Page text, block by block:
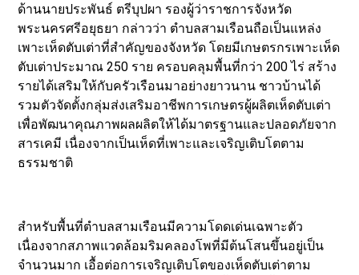
ด้านนายประพันธ์ ตรีบุปผา รองผู้ว่าราชการจังหวัด
พระนครศรีอยุธยา กล่าวว่า ตำบลสามเรือนถือเป็นแหล่ง
เพาะเห็ดตับเต่าที่สำคัญของจังหวัด โดยมีเกษตรกรเพาะเห็ด
ตับเต่าประมาณ 250 ราย ครอบคลุมพื้นที่กว่า 200 ไร่ สร้าง
รายได้เสริมให้กับครัวเรือนมาอย่างยาวนาน ชาวบ้านได้
รวมตัวจัดตั้งกลุ่มส่งเสริมอาชีพการเกษตรผู้ผลิตเห็ดตับเต่า
เพื่อพัฒนาคุณภาพผลผลิตให้ได้มาตรฐานและปลอดภัยจาก
สารเคมี เนื่องจากเป็นเห็ดที่เพาะและเจริญเติบโตตาม
ธรรมชาติ
สำหรับพื้นที่ตำบลสามเรือนมีความโดดเด่นเฉพาะตัว
เนื่องจากสภาพแวดล้อมริมคลองโพที่มีต้นโสนขึ้นอยู่เป็น
จำนวนมาก เอื้อต่อการเจริญเติบโตของเห็ดตับเต่าตาม